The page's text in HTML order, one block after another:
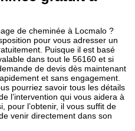
de cheminée à Locmalo ?
pour vous adresser un
Puisque il est basé
dans tout le 56160 et si
de devis dès maintenant
et sans engagement.
pourriez savoir tous les détails
l’intervention qui vous aidera à
pour l’obtenir, il vous suffit de
venir directement dans son